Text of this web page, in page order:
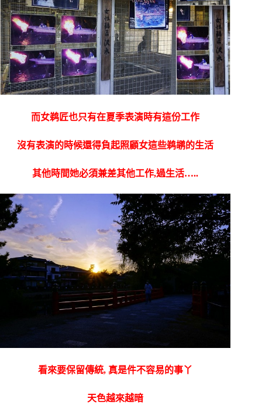
而女鹈匠也只有在夏季表演時有這份工作
沒有表演的時候還得負起照顧女這些鹈鹕的生活
其他時間她必須兼差其他工作,過生活…..
看來要保留傳統, 真是件不容易的事丫
天色越來越暗